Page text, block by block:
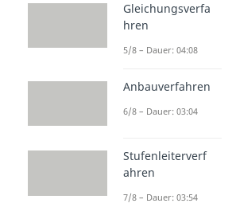
Gleichungsverfa
hren
5/8 – Dauer: 04:08
Anbauverfahren
6/8 – Dauer: 03:04
Stufenleiterverf
ahren
7/8 – Dauer: 03:54